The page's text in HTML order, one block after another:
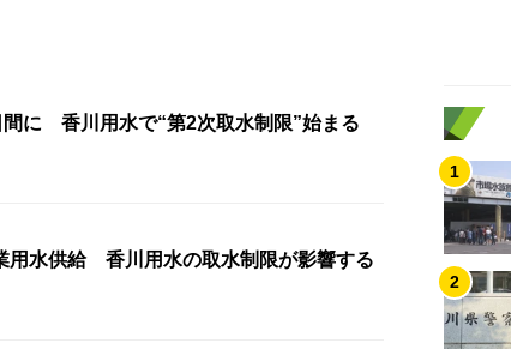
に 香川用水で“第2次取水制限”始まる
用水供給 香川用水の取水制限が影響する
1
2